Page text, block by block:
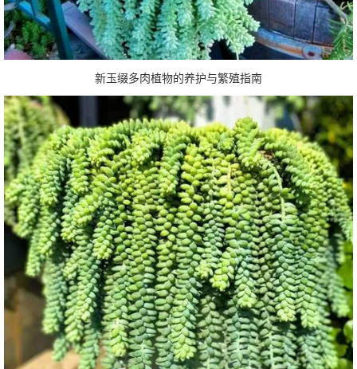
新玉缀多肉植物的养护与繁殖指南